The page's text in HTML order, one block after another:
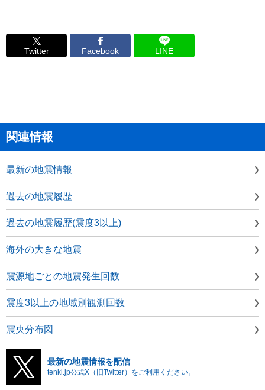
Twitter Facebook LINE
関連情報
最新の地震情報
過去の地震履歴
過去の地震履歴(震度3以上)
海外の大きな地震
震源地ごとの地震発生回数
震度3以上の地域別観測回数
震央分布図
最新の地震情報を配信
tenki.jp公式X（旧Twitter）をご利用ください。